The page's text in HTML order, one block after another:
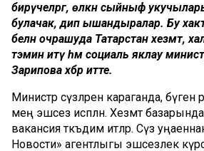
бирүчеләргә, өлкән сыйныф
булачак, дип ышандыралар. Бу
белән очрашуда Татарстан хезмәт,
тәэмин итү һәм социаль яклау
Зарипова хәбәр итте.
Министр сүзләренә караганда,
мең эшсез исәпләнә. Хезмәт
вакансия тәкъдим итәләр. Сүз
Новости» агентлыгы эшсезлек